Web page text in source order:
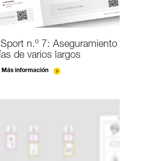
n.º 7: Aseguramiento
de varios largos
Más información